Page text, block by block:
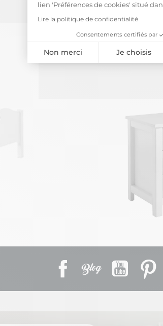
lien 'Préférences de cookies' situé
Lire la politique de confidentialité
Consentements certifiés par
Non merci Je choisis
Facebook
Rss YouTube